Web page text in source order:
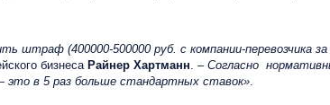
(400000-500000 руб. с компании-перевозчика
бизнеса Райнер Хартманн. – Согласно
это в 5 раз больше стандартных ставок».